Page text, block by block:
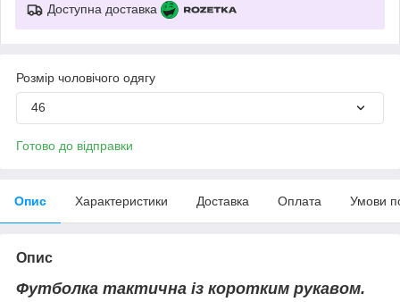
Доступна доставка
Розмір чоловічого одягу
46
Готово до відправки
Опис Характеристики Доставка Оплата Умови
Опис
Футболка тактична із коротким рукавом.